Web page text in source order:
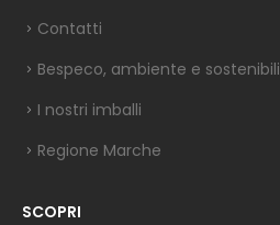
Contatti
Bespeco, ambiente e
I nostri imballi
Regione Marche
SCOPRI